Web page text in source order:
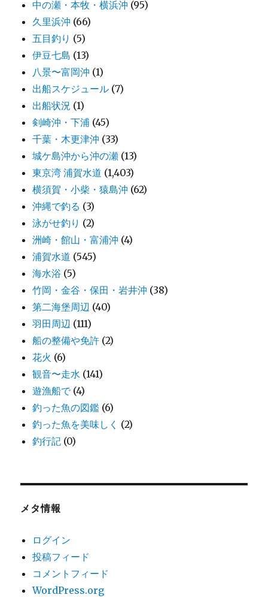
中の瀬・本牧・横浜沖 (95)
久里浜沖 (66)
五目釣り (5)
伊豆七島 (13)
八景〜富岡沖 (1)
出船スケジュール (7)
出船状況 (1)
剣崎沖・下浦 (45)
千葉・木更津沖 (33)
城ケ島沖から沖の瀬 (13)
東京湾 浦賀水道 (1,403)
横須賀・小柴・猿島沖 (62)
沖縄で釣る (3)
泳がせ釣り (2)
洲崎・館山・富浦沖 (4)
浦賀水道 (545)
海水浴 (5)
竹岡・金谷・保田・岩井沖 (38)
第二海堡周辺 (40)
羽田周辺 (111)
船の整備や免許 (2)
花火 (6)
観音〜走水 (141)
遊漁船で(4)
釣った魚の図鑑 (6)
釣った魚を美味しく (2)
釣行記 (0)
メタ情報
ログイン
投稿フィード
コメントフィード
WordPress.org